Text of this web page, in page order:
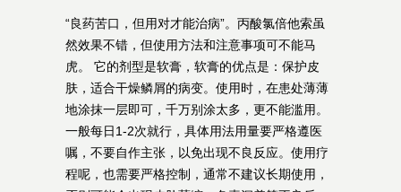
“良药苦口，但用对才能治病”。丙酸氯倍他索虽
然效果不错，但使用方法和注意事项可不能马
虎。 它的剂型是软膏，软膏的优点是：保护皮
肤，适合干燥鳞屑的病变。使用时，在患处薄薄
地涂抹一层即可，千万别涂太多，更不能滥用。
一般每日1-2次就行，具体用法用量要严格遵医
嘱，不要自作主张，以免出现不良反应。使用疗
程呢，也需要严格控制，通常不建议长期使用，